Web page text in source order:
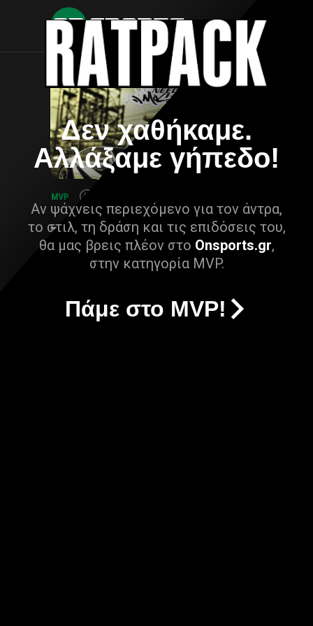
Δεν χαθήκαμε.
Αλλάξαμε γήπεδο!
Αν ψάχνεις περιεχόμενο για τον άντρα,
το στιλ, τη δράση και τις επιδόσεις του,
θα μας βρεις πλέον στο Onsports.gr,
στην κατηγορία MVP.
Πάμε στο MVP!